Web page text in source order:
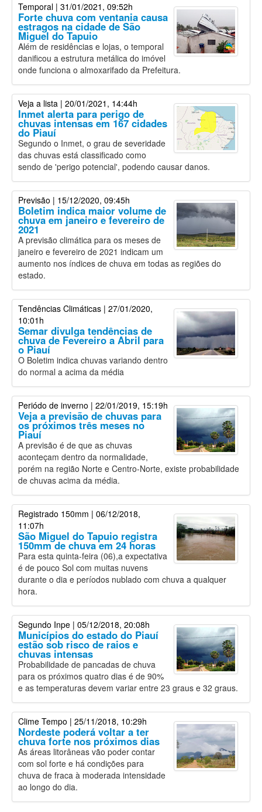
Temporal | 31/01/2021, 09:52h
Forte chuva com ventania causa
estragos na cidade de São
Miguel do Tapuio
Além de residências e lojas, o temporal
danificou a estrutura metálica do imóvel
onde funciona o almoxarifado da Prefeitura.
Veja a lista | 20/01/2021, 14:44h
Inmet alerta para perigo de
chuvas intensas em 167 cidades
do Piauí
Segundo o Inmet, o grau de severidade
das chuvas está classificado como
sendo de 'perigo potencial', podendo causar danos.
Previsão | 15/12/2020, 09:45h
Boletim indica maior volume de
chuva em janeiro e fevereiro de
2021
A previsão climática para os meses de
janeiro e fevereiro de 2021 indicam um
aumento nos índices de chuva em todas as regiões do
estado.
Tendências Climáticas | 27/01/2020,
10:01h
Semar divulga tendências de
chuva de Fevereiro a Abril para
o Piauí
O Boletim indica chuvas variando dentro
do normal a acima da média
Periódo de inverno | 22/01/2019, 15:19h
Veja a previsão de chuvas para
os próximos três meses no
Piauí
A previsão é de que as chuvas
aconteçam dentro da normalidade,
porém na região Norte e Centro-Norte, existe probabilidade
de chuvas acima da média.
Registrado 150mm | 06/12/2018,
11:07h
São Miguel do Tapuio registra
150mm de chuva em 24 horas
Para esta quinta-feira (06),a expectativa
é de pouco Sol com muitas nuvens
durante o dia e períodos nublado com chuva a qualquer
hora.
Segundo Inpe | 05/12/2018, 20:08h
Municípios do estado do Piauí
estão sob risco de raios e
chuvas intensas
Probabilidade de pancadas de chuva
para os próximos quatro dias é de 90%
e as temperaturas devem variar entre 23 graus e 32 graus.
Clime Tempo | 25/11/2018, 10:29h
Nordeste poderá voltar a ter
chuva forte nos próximos dias
As áreas litorâneas vão poder contar
com sol forte e há condições para
chuva de fraca à moderada intensidade
ao longo do dia.